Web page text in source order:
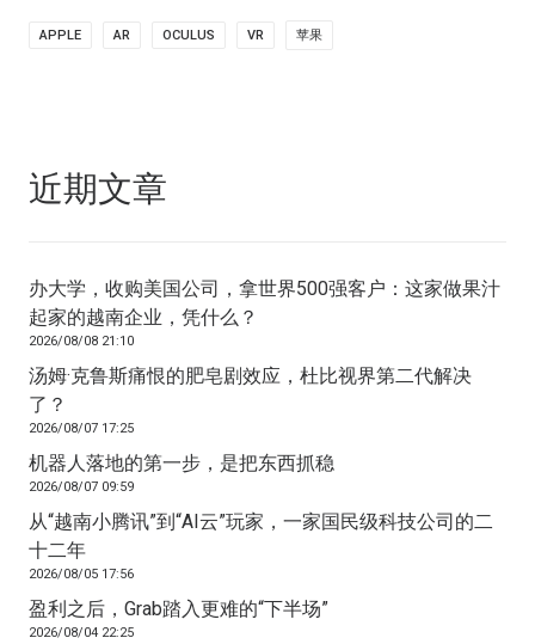
APPLE AR OCULUS VR 苹果
近期文章
办大学，收购美国公司，拿世界500强客户：这家做果汁
起家的越南企业，凭什么？
2026/08/08 21:10
汤姆·克鲁斯痛恨的肥皂剧效应，杜比视界第二代解决
了？
2026/08/07 17:25
机器人落地的第一步，是把东西抓稳
2026/08/07 09:59
从“越南小腾讯”到“AI云”玩家，一家国民级科技公司的二
十二年
2026/08/05 17:56
盈利之后，Grab踏入更难的“下半场”
2026/08/04 22:25